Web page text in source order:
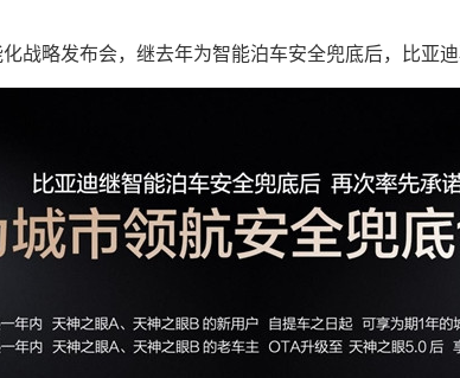
战略发布会，继去年为智能泊车安全兜底后，比亚